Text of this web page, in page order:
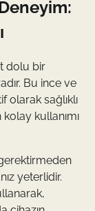
dolu bir
Bu ince ve
olarak sağlıklı
kullanımı
yeterlidir.